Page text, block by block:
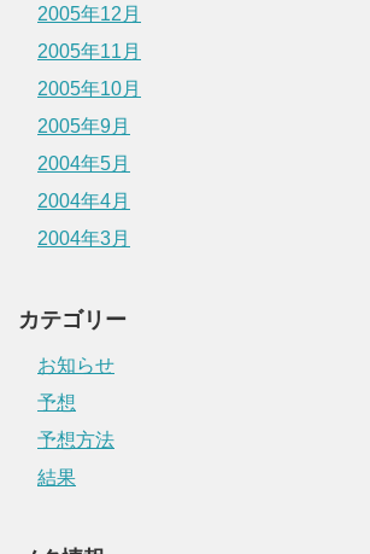
2005年12月
2005年11月
2005年10月
2005年9月
2004年5月
2004年4月
2004年3月
カテゴリー
お知らせ
予想
予想方法
結果